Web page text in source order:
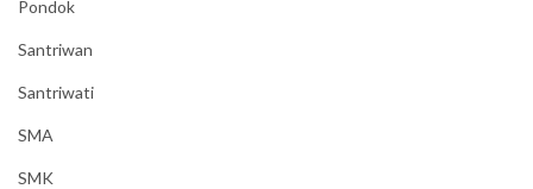
Pondok
Santriwan
Santriwati
SMA
SMK